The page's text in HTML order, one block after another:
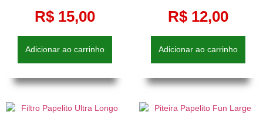
R$ 15,00
Adicionar ao carrinho
R$12,00
Adicionar ao carrinho